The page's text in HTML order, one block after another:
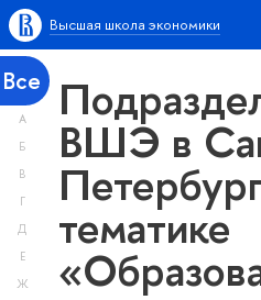
Высшая школа экономики
Все
А
Б
В
Г
Д
Е
Ж
ВШЭ в
тематике